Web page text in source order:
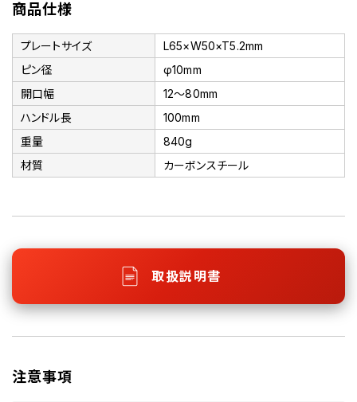
商品仕様
プレートサイズ
L65×W50×T5.2mm
ピン径
φ10mm
開口幅
12～80mm
ハンドル長
100mm
重量
840g
材質
カーボンスチール
取扱説明書
注意事項